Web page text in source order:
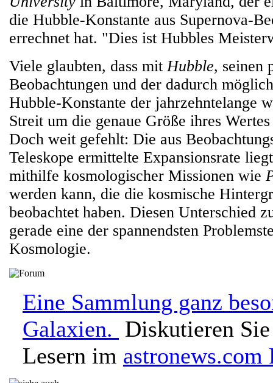
die Hubble-Konstante aus Supernova-
errechnet hat. "Dies ist Hubbles
Viele glaubten, dass mitHubble, seinen
Beobachtungen und der dadurch
Hubble-Konstante der jahrzehntelange
Streit um die genaue Größe ihres
Doch weit gefehlt: Die aus
Teleskope ermittelte Expansionsrate
mithilfe kosmologischer Missionen wie
werden kann, die die kosmische
beobachtet haben. Diesen Unterschied
gerade eine der spannendsten
Kosmologie.
Eine Sammlung ganz
Galaxien. Diskutieren
Lesern im astronews.com